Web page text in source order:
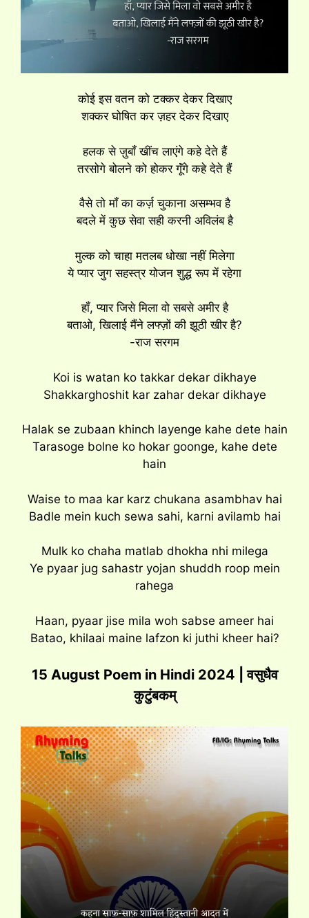
कोई इस वतन को टक्कर देकर दिखाए
शक्कर घोषित कर ज़हर देकर दिखाए
हलक से ज़ुबॉं खींच लाएंगे कहे देते हैं
तरसोगे बोलने को होकर गूॅंगे कहे देते हैं
वैसे तो मॉं का कर्ज़ चुकाना असम्भव है
बदले में कुछ सेवा सही करनी अविलंब है
मुल्क को चाहा मतलब धोखा नहीं मिलेगा
ये प्यार जुग सहस्त्र योजन शुद्ध रूप में रहेगा
हॉं, प्यार जिसे मिला वो सबसे अमीर है
बताओ, खिलाई मैंने लफ्ज़ों की झूठी खीर है?
-राज सरगम
Koi is watan ko takkar dekar dikhaye
Shakkarghoshit kar zahar dekar dikhaye
Halak se zubaan khinch layenge kahe dete hain
Tarasoge bolne ko hokar goonge, kahe dete
hain
Waise to maa kar karz chukana asambhav hai
Badle mein kuch sewa sahi, karni avilamb hai
Mulk ko chaha matlab dhokha nhi milega
Ye pyaar jug sahastr yojan shuddh roop mein
rahega
Haan, pyaar jise mila woh sabse ameer hai
Batao, khilaai maine lafzon ki juthi kheer hai?
15 August Poem in Hindi 2024 | वसुधैव
कुटुंबकम्